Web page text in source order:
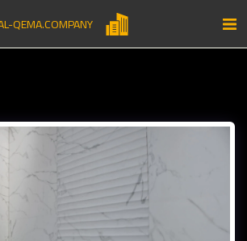
QEMA.COMPANY